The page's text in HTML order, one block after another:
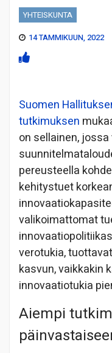
YHTEISKUNTA
14 TAMMIKUUN, 2022
Suomen
tutkimuksen
on sellainen,
pereusteella
kehitystuet
valikoimattomat
verotukia,
kasvun, vaikkakin
innovaatiotukia
Aiempi